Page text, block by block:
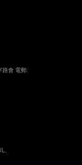
路會 電郵: